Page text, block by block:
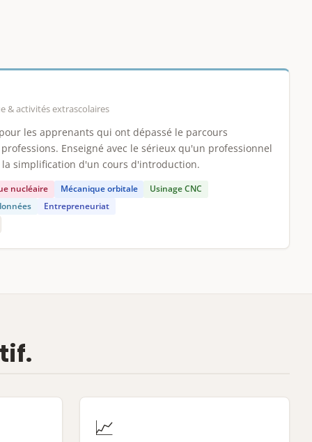
& activités extrascolaires
les apprenants qui ont dépassé le parcours
Enseigné avec le sérieux qu'un professionnel
la simplification d'un cours d'introduction.
nucléaire Mécanique orbitale
Usinage CNC
Entrepreneuriat
📈